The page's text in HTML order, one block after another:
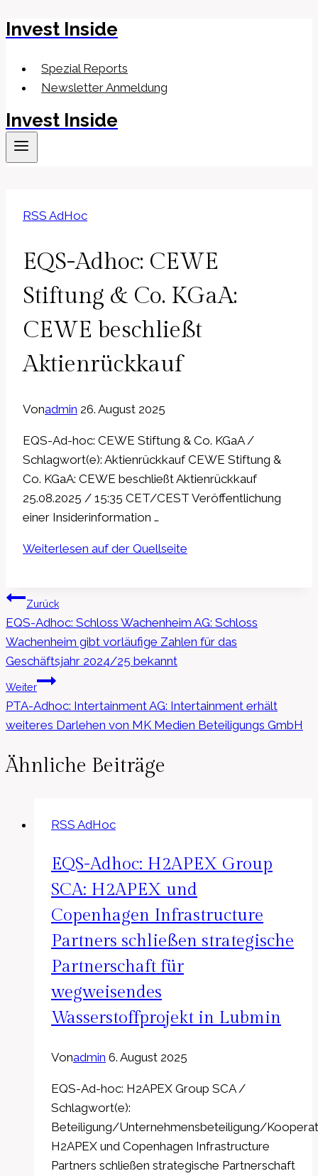
Zum
springen
Invest Inside
Spezial Reports
Newsletter Anmeldung
Invest Inside
RSS AdHoc
EQS-Adhoc: CEWE
Stiftung & Co. KGaA:
CEWE beschließt
Aktienrückkauf
Vonadmin 26. August 2025
EQS-Ad-hoc: CEWE Stiftung & Co. KGaA /
Schlagwort(e): Aktienrückkauf CEWE Stiftung &
Co. KGaA: CEWE beschließt Aktienrückkauf
25.08.2025 / 15:35 CET/CEST Veröffentlichung
einer Insiderinformation …
Weiterlesen auf der Quellseite
Beitragsnavigation
Zurück
EQS-Adhoc: Schloss Wachenheim AG: Schloss
Wachenheim gibt vorläufige Zahlen für das
Geschäftsjahr 2024/25 bekannt
Weiter
PTA-Adhoc: Intertainment AG: Intertainment erhält
weiteres Darlehen von MK Medien Beteiligungs GmbH
Ähnliche Beiträge
RSS AdHoc
EQS-Adhoc: H2APEX Group
SCA: H2APEX und
Copenhagen Infrastructure
Partners schließen strategische
Partnerschaft für
wegweisendes
Wasserstoffprojekt in Lubmin
Vonadmin 6. August 2025
EQS-Ad-hoc: H2APEX Group SCA /
Schlagwort(e):
Beteiligung/Unternehmensbeteiligung/
H2APEX und Copenhagen Infrastructure
Partners schließen strategische Partnerschaft